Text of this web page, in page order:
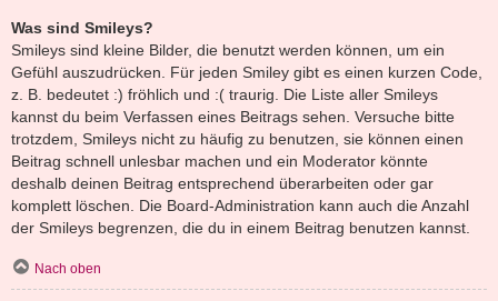
Was sind Smileys?
Smileys sind kleine Bilder, die benutzt werden können, um ein
Gefühl auszudrücken. Für jeden Smiley gibt es einen kurzen Code,
z. B. bedeutet :) fröhlich und :( traurig. Die Liste aller Smileys
kannst du beim Verfassen eines Beitrags sehen. Versuche bitte
trotzdem, Smileys nicht zu häufig zu benutzen, sie können einen
Beitrag schnell unlesbar machen und ein Moderator könnte
deshalb deinen Beitrag entsprechend überarbeiten oder gar
komplett löschen. Die Board-Administration kann auch die Anzahl
der Smileys begrenzen, die du in einem Beitrag benutzen kannst.
Nach oben